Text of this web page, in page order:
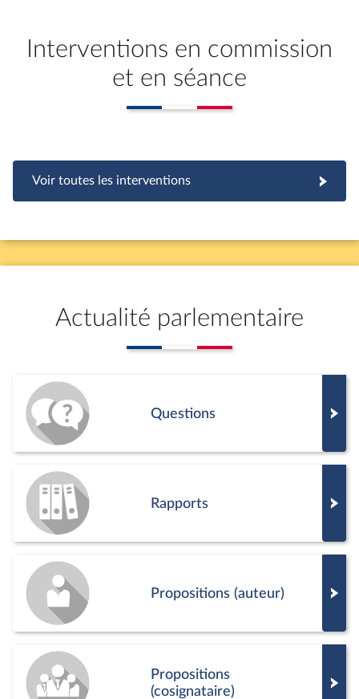
Interventions en commission
et en séance
Voir toutes les interventions
Actualité parlementaire
Questions
Rapports
Propositions (auteur)
Propositions
(cosignataire)